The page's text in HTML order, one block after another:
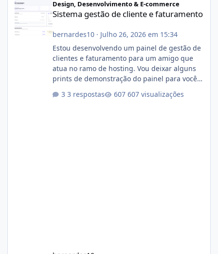
Design, Desenvolvimento & E-commerce
Sistema gestão de cliente e faturamento
bernardes10· Julho 26, 2026 em 15:34
Estou desenvolvendo um painel de gestão de
clientes e faturamento para um amigo que
atua no ramo de hosting. Vou deixar alguns
prints de demonstração do painel para vocês
com cerca de 80% concluído e conta com
3 respostas 607 visualizações